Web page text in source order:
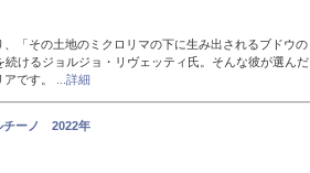
「その土地のミクロリマの下に生み出されるブドウの
けるジョルジョ・リヴェッティ氏。そんな彼が選んだ
です。
...詳細
チーノ 2022年